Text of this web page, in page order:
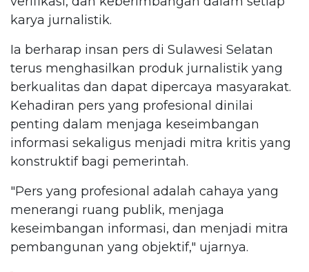
karya jurnalistik.
Ia berharap insan pers di Sulawesi Selatan
terus menghasilkan produk jurnalistik yang
berkualitas dan dapat dipercaya masyarakat.
Kehadiran pers yang profesional dinilai
penting dalam menjaga keseimbangan
informasi sekaligus menjadi mitra kritis yang
konstruktif bagi pemerintah.
"Pers yang profesional adalah cahaya yang
menerangi ruang publik, menjaga
keseimbangan informasi, dan menjadi mitra
pembangunan yang objektif," ujarnya.